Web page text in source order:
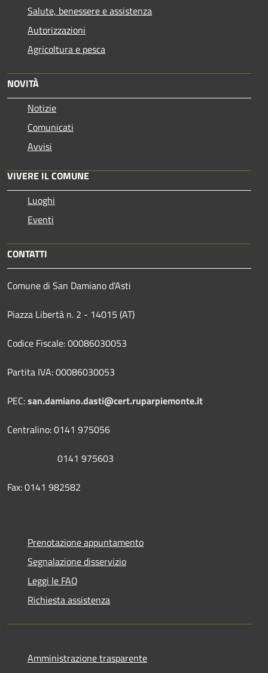
Salute, benessere e assistenza
Autorizzazioni
Agricoltura e pesca
NOVITÀ
Notizie
Comunicati
Avvisi
VIVERE IL COMUNE
Luoghi
Eventi
CONTATTI
Comune di San Damiano d'Asti
Piazza Libertà n. 2 - 14015 (AT)
Codice Fiscale: 00086030053
Partita IVA: 00086030053
PEC:san.damiano.dasti@cert.ruparpiemonte.it
Centralino: 0141 975056
0141 975603
Fax: 0141 982582
Prenotazione appuntamento
Segnalazione disservizio
Leggi le FAQ
Richiesta assistenza
Amministrazione trasparente